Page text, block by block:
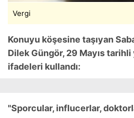
Vergi
Konuyu köşesine taşıyan
Dilek Güngör, 29 Mayıs tarihli
ifadeleri kullandı:
"Sporcular, influcerlar,